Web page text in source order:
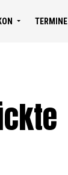
TERMINE